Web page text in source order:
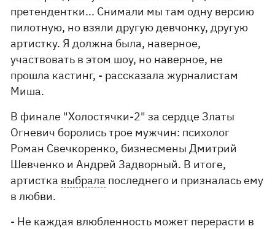
претендентки... Снимали мы там одну версию
пилотную, но взяли другую девчонку, другую
артистку. Я должна была, наверное,
участвовать в этом шоу, но наверное, не
прошла кастинг, - рассказала журналистам
Миша.
В финале "Холостячки-2" за сердце Златы
Огневич боролись трое мужчин: психолог
Роман Свечкоренко, бизнесмены Дмитрий
Шевченко и Андрей Задворный. В итоге,
артистка выбрала последнего и призналась ему
в любви.
- Не каждая влюбленность может перерасти в